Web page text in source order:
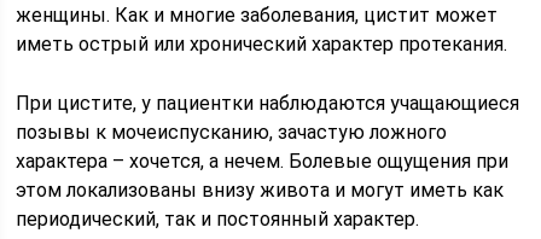
женщины. Как и многие заболевания, цистит может
иметь острый или хронический характер протекания.
При цистите, у пациентки наблюдаются учащающиеся
позывы к мочеиспусканию, зачастую ложного
характера – хочется, а нечем. Болевые ощущения при
этом локализованы внизу живота и могут иметь как
периодический, так и постоянный характер.